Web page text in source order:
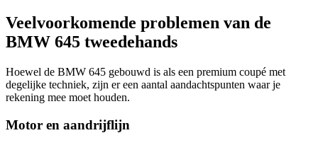
Veelvoorkomende problemen van de
BMW 645 tweedehands
Hoewel de BMW 645 gebouwd is als een premium coupé met
degelijke techniek, zijn er een aantal aandachtspunten waar je
rekening mee moet houden.
Motor en aandrijflijn